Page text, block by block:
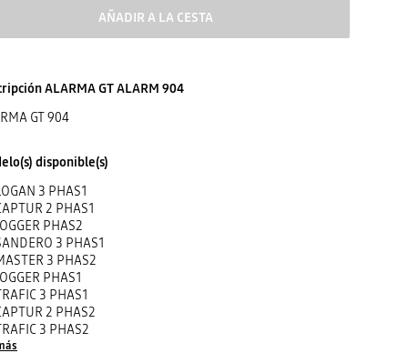
AÑADIR A LA CESTA
ALARMA GT ALARM 904
GT 904
disponible(s)
3 PHAS1
2 PHAS1
PHAS2
3 PHAS1
3 PHAS2
PHAS1
3 PHAS1
2 PHAS2
3 PHAS2